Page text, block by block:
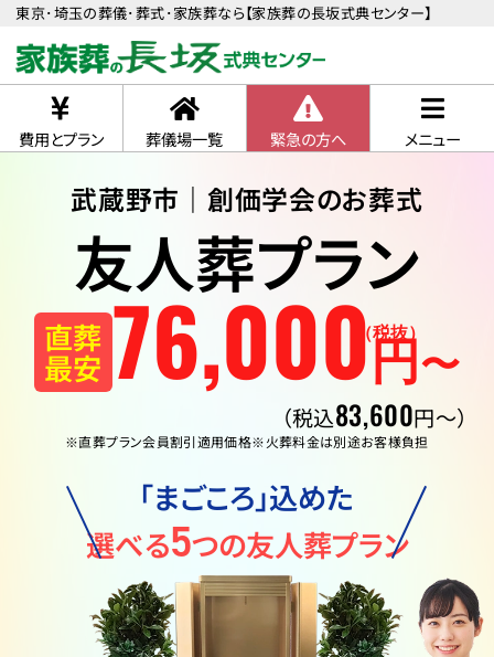
東京･埼玉の葬儀･葬式･家族葬なら【家族葬の長坂式典センター】
費用とプラン 葬儀場一覧 緊急の方へ メニュー
武蔵野市｜創価学会のお葬式
友人葬プラン
直葬
最安 76,000円 〜
（税抜）
（税込83,600円〜）
※直葬プラン会員割引適用価格※火葬料金は別途お客様負担
「まごころ」込めた
選べる5つの友人葬プラン